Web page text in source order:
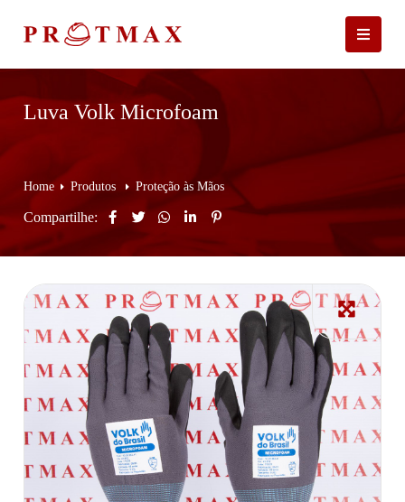
Luva Volk Microfoam
Home Produtos Proteção às Mãos
Compartilhe: